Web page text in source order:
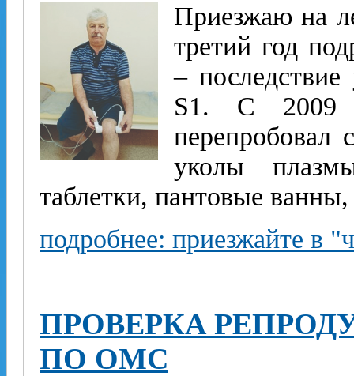
Приезжаю на
третий год
–
S1. С 2009
перепробовал
уколы
таблетки, пантовые
подробнее: приезжайте в
ПРОВЕРКА
ПО ОМС